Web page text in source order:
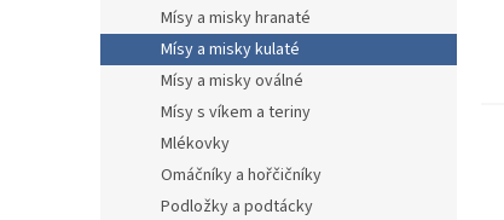
Mísy a misky hranaté
Mísy a misky kulaté
Mísy a misky oválné
Mísy s víkem a teriny
Mlékovky
Omáčníky a hořčičníky
Podložky a podtácky